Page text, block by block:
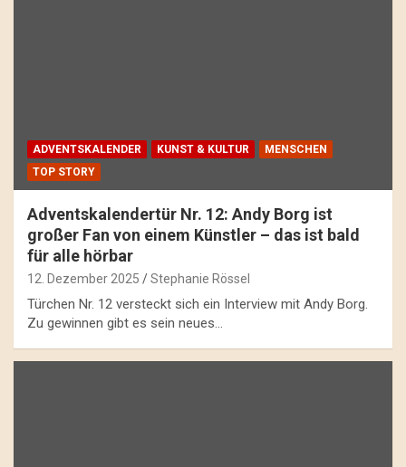
ADVENTSKALENDER KUNST & KULTUR
MENSCHEN
TOP STORY
Adventskalendertür Nr. 12: Andy Borg ist
großer Fan von einem Künstler – das ist bald
für alle hörbar
12. Dezember 2025 Stephanie Rössel
Türchen Nr. 12 versteckt sich ein Interview mit Andy Borg.
Zu gewinnen gibt es sein neues…